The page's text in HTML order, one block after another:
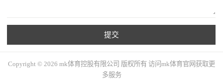
提交
Copyright © 2026 mk体育控股有限公司 版权所有 访问mk体育官网获取更
多服务